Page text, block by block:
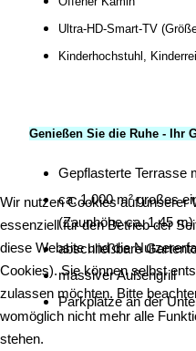
Ultra-HD-Smart-TV
Kinderhochstuhl,
Genießen Sie die Ruhe - Ihr
Gepflasterte Terrasse
ca. 1.000 m² großes
(Zaunhöhe ca. 1.45 m)
abschließbare
massiver Außengrill
Parkplätze an der
Wir nutzen Cookies auf unserer
essenziell für den Betrieb der
diese Website und die
Cookies). Sie können selbst
zulassen möchten. Bitte
womöglich nicht mehr alle
stehen.